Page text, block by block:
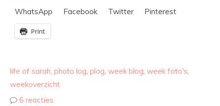
WhatsApp Facebook Twitter Pinterest
Print
life of sarah photo log plog week blog week foto's
weekoverzicht
6 reacties